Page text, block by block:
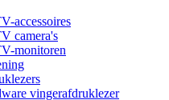
accessoires
camera's
monitoren
vingerafdruklezer